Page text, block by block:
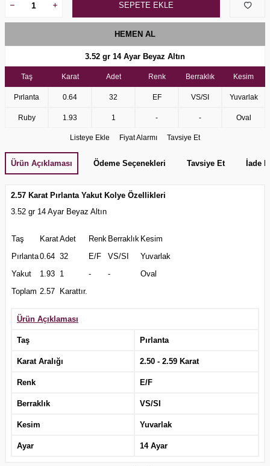
SEPETE EKLE
HEMEN AL
3.52 gr 14 Ayar Beyaz Altın
Taş
Pırlanta
Ruby
Karat
0.64
1.93
Adet
32
1
Renk
EF
-
Berraklık
VS/SI
-
Kesim
Yuvarlak
Oval
Listeye Ekle Fiyat Alarmı Tavsiye Et
Ürün Açıklaması Ödeme Seçenekleri Tavsiye Et İade
2.57 Karat Pırlanta Yakut Kolye Özellikleri
3.52 gr 14 Ayar Beyaz Altın
Taş KaratAdet Renk Berraklık Kesim
Pırlanta0.64 32 E/F VS/SI
Yuvarlak
Yakut
1.93 1 - -
Oval
Toplam 2.57 Karattır.
Ürün Açıklaması
Taş Pırlanta
Karat Aralığı 2.50 - 2.59 Karat
Renk E/F
Berraklık VS/SI
Kesim Yuvarlak
Ayar 14 Ayar